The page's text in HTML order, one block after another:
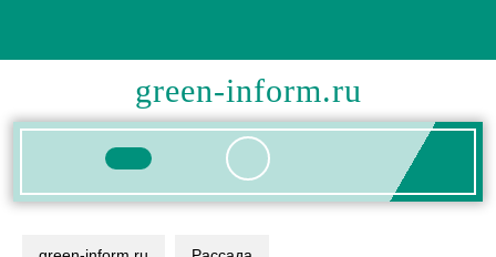
содержимому
green-inform.ru
Кнопка